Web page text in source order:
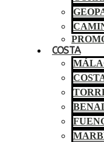
COSTA